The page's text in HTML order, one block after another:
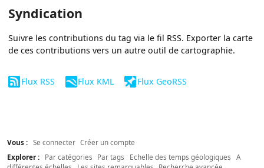
Syndication
Suivre les contributions du tag via le fil RSS. Exporter la carte
de ces contributions vers un autre outil de cartographie.
Flux RSS Flux KML Flux GeoRSS
Vous : Se connecter Créer un compte
Explorer :
Par catégories Par tags Echelle des temps géologiques
A